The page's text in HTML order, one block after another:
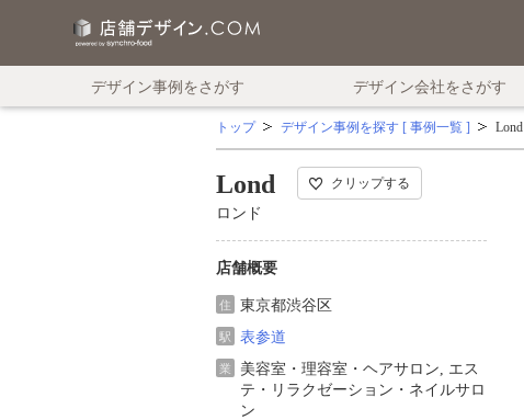
デザイン事例をさがす デザイン会社をさがす
トップ デザイン事例を探す [ 事例一覧 ] Lond
Lond
ロンド
クリップする
店舗概要
住 東京都渋谷区
駅 表参道
業
美容室・理容室・ヘアサロン, エス
テ・リラクゼーション・ネイルサロ
ン